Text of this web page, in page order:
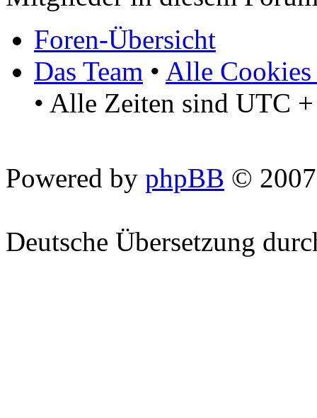
Foren-Übersicht
Das Team • Alle Cookies
• Alle Zeiten sind UTC
Powered by phpBB ©
Deutsche Übersetzung